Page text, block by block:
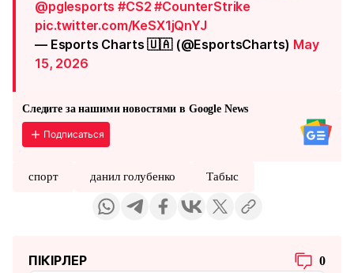
@pglesports #CS2 #CounterStrike
pic.twitter.com/KeSX1jQnYJ
— Esports Charts 🇺🇦 (@EsportsCharts) May
15, 2026
Следите за нашими новостями в Google News
Подписаться
спорт данил голубенко Табыс
ПІКІРЛЕР 0